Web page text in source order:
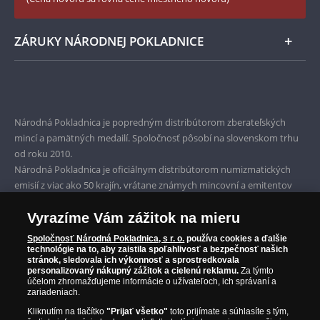
ZÁRUKY NÁRODNEJ POKLADNICE
Garancia najvyššej kvality
Iba originálne produkty
Národná Pokladnica je popredným distribútorom zberateľských
mincí a pamätných medailí. Spoločnosť pôsobí na slovenskom trhu
od roku 2010.
Národná Pokladnica je oficiálnym distribútorom numizmatických
emisií z viac ako 50 krajín, vrátane známych mincovní a emitentov
Parížska mincovňa, Nórska mincovňa, Fínska mincovňa alebo
Austrálska mincovňa Perth. Spoločnosť svojim zákazníkom a
zberateľom garantuje, že všetky produkty sú v originálnej a v
prvotriednej kvalite, čo je doložené aj priloženým Certifikátom
autentickosti.
Vyrazíme Vám zážitok na mieru
Spoločnosť Národná Pokladnica, s r. o. používa cookies a ďalšie
technológie na to, aby zaistila spoľahlivosť a bezpečnosť našich
stránok, sledovala ich výkonnosť a sprostredkovala
personalizovaný nákupný zážitok a cielenú reklamu. Za týmto
účelom zhromažďujeme informácie o užívateľoch, ich správaní a
zariadeniach.
Kliknutím na tlačítko"Prijať všetko" toto prijímate a súhlasíte s tým,